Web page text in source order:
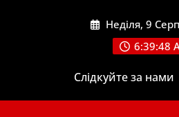
Неділя, 9
6:39:48
Слідкуйте за нами